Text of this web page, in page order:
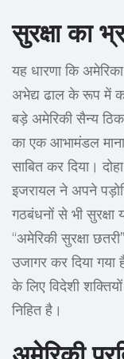
सुरक्षा का
यह धारणा कि
अभेद्य ढाल के रूप में
बड़े अमेरिकी सैन्य
का एक आभामंडल
साबित कर दिया।
इजरायल ने अपने
गठबंधनों से भी सुरक्षा
“अमेरिकी सुरक्षा
उजागर कर दिया गया
के लिए विदेशी
निहित है।